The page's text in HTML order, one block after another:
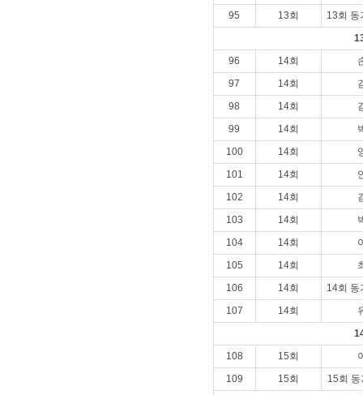
95
13회
13회 동
96
14회
97
14회
98
14회
99
14회
100
14회
101
14회
102
14회
103
14회
104
14회
105
14회
106
14회
14회 동
107
14회
108
15회
109
15회
15회